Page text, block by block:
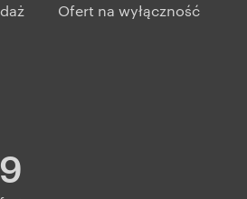
Ofert na wyłączność